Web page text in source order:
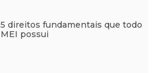
5 direitos fundamentais que todo
MEI possui